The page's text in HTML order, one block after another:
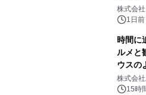
ラボレ
ボグッ
株式会
1日前
時間に
ルメと
ウスの
サウナ
得な素
株式会
15時